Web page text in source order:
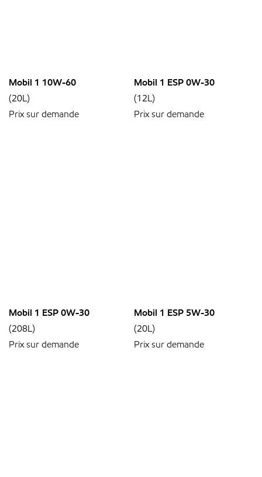
Mobil 1 10W-60
(20L)
Prix sur demande
Mobil 1 ESP 0W-30
(12L)
Prix sur demande
Mobil 1 ESP 0W-30
(208L)
Prix sur demande
Mobil 1 ESP 5W-30
(20L)
Prix sur demande